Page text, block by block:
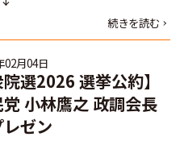
続きを読む
02月04日
院選2026 選挙公約】
党 小林鷹之 政調会長
ゼン